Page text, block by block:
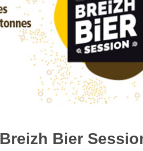
Breizh Bier